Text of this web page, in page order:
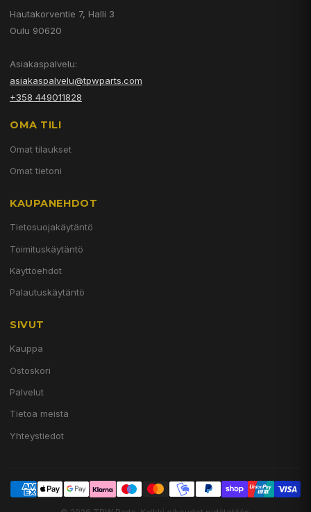
Hautakorventie 7, Halli 3
Oulu 90620
Asiakaspalvelu:
asiakaspalvelu@tpwparts.com
+358 449011828
OMA TILI
Omat tilaukset
Omat tietoni
KAUPANEHDOT
Tietosuojakäytäntö
Toimituskäytäntö
Käyttöehdot
Palautuskäytäntö
SIVUT
Kauppa
Ostoskori
Palvelut
Tietoa meistä
Yhteystiedot